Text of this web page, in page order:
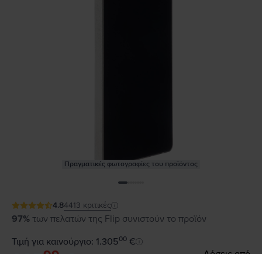
Πραγματικές φωτογραφίες του προϊόντος
4.84413 κριτικές
97% των πελατών της Flip συνιστούν το προϊόν
Τιμή για καινούργιο: 1.30500 €